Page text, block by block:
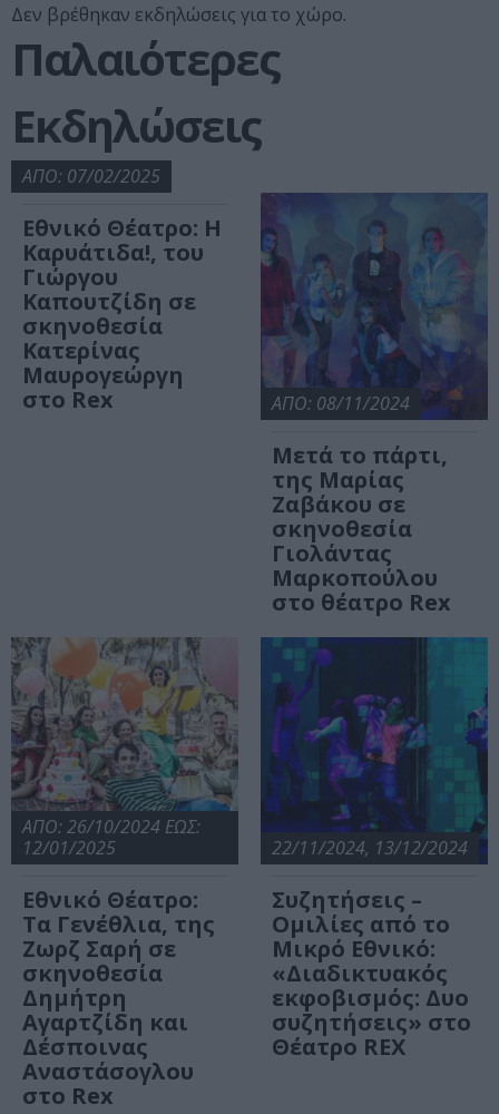
Δεν βρέθηκαν εκδηλώσεις για το χώρο.
Παλαιότερες
Εκδηλώσεις
ΑΠΟ: 07/02/2025
Εθνικό Θέατρο: Η
Καρυάτιδα!, του
Γιώργου
Καπουτζίδη σε
σκηνοθεσία
Κατερίνας
Μαυρογεώργη
στο Rex
ΑΠΟ: 08/11/2024
Μετά το πάρτι,
της Μαρίας
Ζαβάκου σε
σκηνοθεσία
Γιολάντας
Μαρκοπούλου
στο θέατρο Rex
ΑΠΟ: 26/10/2024 ΕΩΣ:
12/01/2025
Εθνικό Θέατρο:
Τα Γενέθλια, της
Ζωρζ Σαρή σε
σκηνοθεσία
Δημήτρη
Αγαρτζίδη και
Δέσποινας
Αναστάσογλου
στο Rex
22/11/2024, 13/12/2024
Συζητήσεις –
Ομιλίες από το
Μικρό Εθνικό:
«Διαδικτυακός
εκφοβισμός: Δυο
συζητήσεις» στο
Θέατρο REX